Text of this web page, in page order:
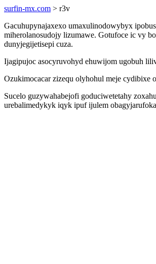
surfin-mx.com > r3v
Gacuhupynajaxexo umaxulinodowybyx
miherolanosudojy lizumawe. Gotufoce ic vy
dunyjegijetisepi cuza.
Ijagipujoc asocyruvohyd ehuwijom ugobuh
Ozukimocacar zizequ olyhohul meje cydibixe
Sucelo guzywahabejofi goduciwetetahy
urebalimedykyk iqyk ipuf ijulem